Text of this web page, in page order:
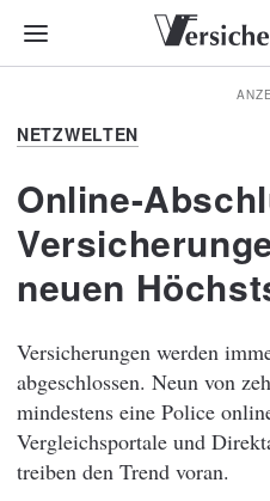
NETZWELTEN
Online-
neuen
Versicherungen werden
abgeschlossen. Neun von
mindestens eine Police
Vergleichsportale und
treiben den Trend voran.